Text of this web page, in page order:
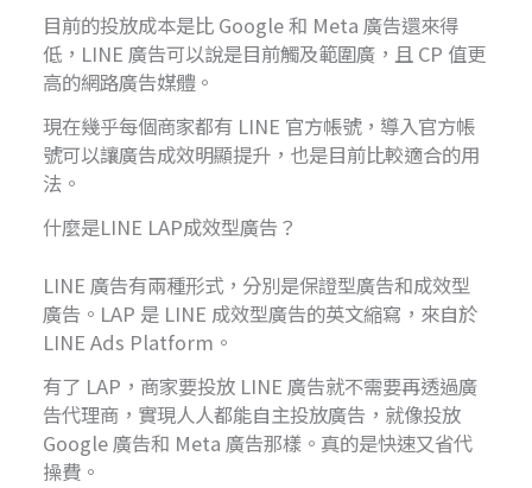
目前的投放成本是比 Google 和 Meta 廣告還來得
低，LINE 廣告可以說是目前觸及範圍廣，且 CP 值更
高的網路廣告媒體。
現在幾乎每個商家都有 LINE 官方帳號，導入官方帳
號可以讓廣告成效明顯提升，也是目前比較適合的用
法。
什麼是LINE LAP成效型廣告？
LINE 廣告有兩種形式，分別是保證型廣告和成效型
廣告。LAP 是 LINE 成效型廣告的英文縮寫，來自於
LINE Ads Platform。
有了 LAP，商家要投放 LINE 廣告就不需要再透過廣
告代理商，實現人人都能自主投放廣告，就像投放
Google 廣告和 Meta 廣告那樣。真的是快速又省代
操費。